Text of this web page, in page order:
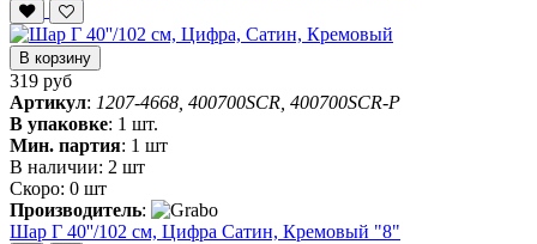
В корзину
319 руб
Артикул: 1207-4668, 400700SCR, 400700SCR-P
В упаковке: 1 шт.
Мин. партия: 1 шт
В наличии: 2 шт
Скоро: 0 шт
Производитель:
Шар Г 40''/102 см, Цифра Сатин, Кремовый "8"